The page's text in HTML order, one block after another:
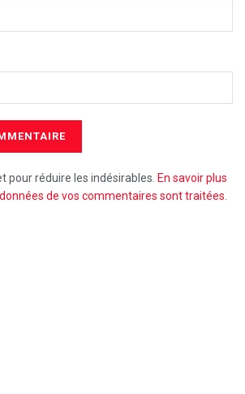
pour réduire les indésirables. En savoir plus
de vos commentaires sont traitées.